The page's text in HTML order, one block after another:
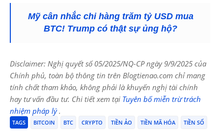
Mỹ cân nhắc chi hàng trăm tỷ USD mua
BTC! Trump có thật sự ủng hộ?
Disclaimer: Nghị quyết số 05/2025/NQ-CP ngày 9/9/2025 của
Chính phủ, toàn bộ thông tin trên Blogtienao.com chỉ mang
tính chất tham khảo, không phải là khuyến nghị tài chính
hay tư vấn đầu tư. Chi tiết xem tại Tuyên bố miễn trừ trách
nhiệm pháp lý.
TAGS BITCOIN BTC CRYPTO TIỀN ẢO TIỀN MÃ HÓA TIỀN SỐ